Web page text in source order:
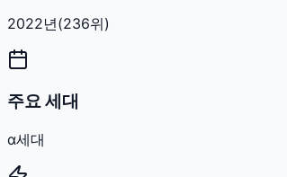
2022년(236위)
주요 세대
α세대